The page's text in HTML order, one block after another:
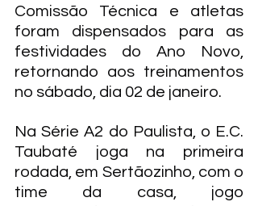
Comissão Técnica e atletas
foram dispensados para as
festividades do Ano Novo,
retornando aos treinamentos
no sábado, dia 02 de janeiro.
Na Série A2 do Paulista, o E.C.
Taubaté joga na primeira
rodada, em Sertãozinho, com o
time da casa, jogo